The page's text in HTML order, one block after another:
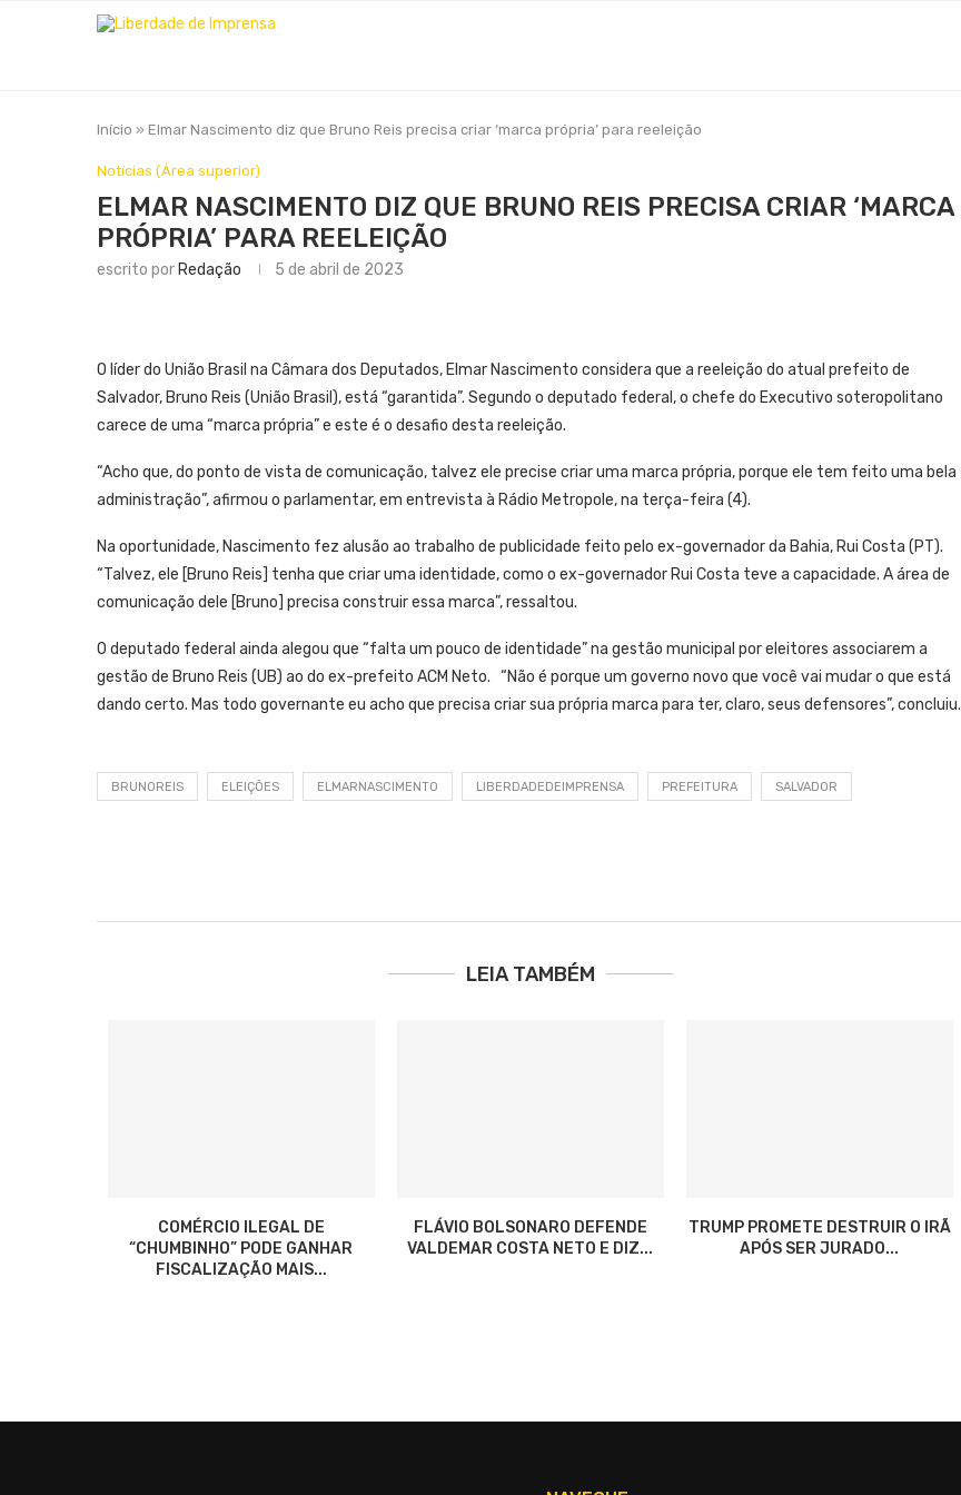
Início » Elmar Nascimento diz que Bruno Reis precisa criar ‘marca própria’ para reeleição
Notícias (Área superior)
ELMAR NASCIMENTO DIZ QUE BRUNO REIS PRECISA CRIAR ‘MARCA
PRÓPRIA’ PARA REELEIÇÃO
escrito por Redação 5 de abril de 2023
O líder do União Brasil na Câmara dos Deputados, Elmar Nascimento considera que a reeleição do atual prefeito de
Salvador, Bruno Reis (União Brasil), está “garantida”. Segundo o deputado federal, o chefe do Executivo soteropolitano
carece de uma “marca própria” e este é o desafio desta reeleição.
“Acho que, do ponto de vista de comunicação, talvez ele precise criar uma marca própria, porque ele tem feito uma bela
administração”, afirmou o parlamentar, em entrevista à Rádio Metropole, na terça-feira (4).
Na oportunidade, Nascimento fez alusão ao trabalho de publicidade feito pelo ex-governador da Bahia, Rui Costa (PT).
“Talvez, ele [Bruno Reis] tenha que criar uma identidade, como o ex-governador Rui Costa teve a capacidade. A área de
comunicação dele [Bruno] precisa construir essa marca”, ressaltou.
O deputado federal ainda alegou que “falta um pouco de identidade” na gestão municipal por eleitores associarem a
gestão de Bruno Reis (UB) ao do ex-prefeito ACM Neto. “Não é porque um governo novo que você vai mudar o que está
dando certo. Mas todo governante eu acho que precisa criar sua própria marca para ter, claro, seus defensores”, concluiu.
BRUNOREIS ELEIÇÕES ELMARNASCIMENTO LIBERDADEDEIMPRENSA PREFEITURA SALVADOR
LEIA TAMBÉM
COMÉRCIO ILEGAL DE
“CHUMBINHO” PODE GANHAR
FISCALIZAÇÃO MAIS...
FLÁVIO BOLSONARO DEFENDE
VALDEMAR COSTA NETO E DIZ...
TRUMP PROMETE DESTRUIR O IRÃ
APÓS SER JURADO...